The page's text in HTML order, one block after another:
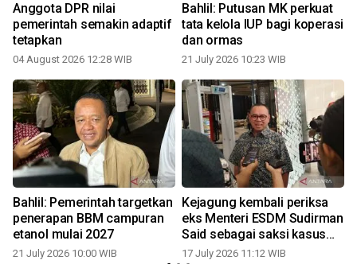
Anggota DPR nilai
pemerintah semakin adaptif
tetapkan
04 August 2026 12:28 WIB
Bahlil: Putusan MK perkuat
tata kelola IUP bagi koperasi
dan ormas
21 July 2026 10:23 WIB
Bahlil: Pemerintah targetkan
penerapan BBM campuran
etanol mulai 2027
21 July 2026 10:00 WIB
Kejagung kembali periksa
eks Menteri ESDM Sudirman
Said sebagai saksi kasus
Petral
17 July 2026 11:12 WIB